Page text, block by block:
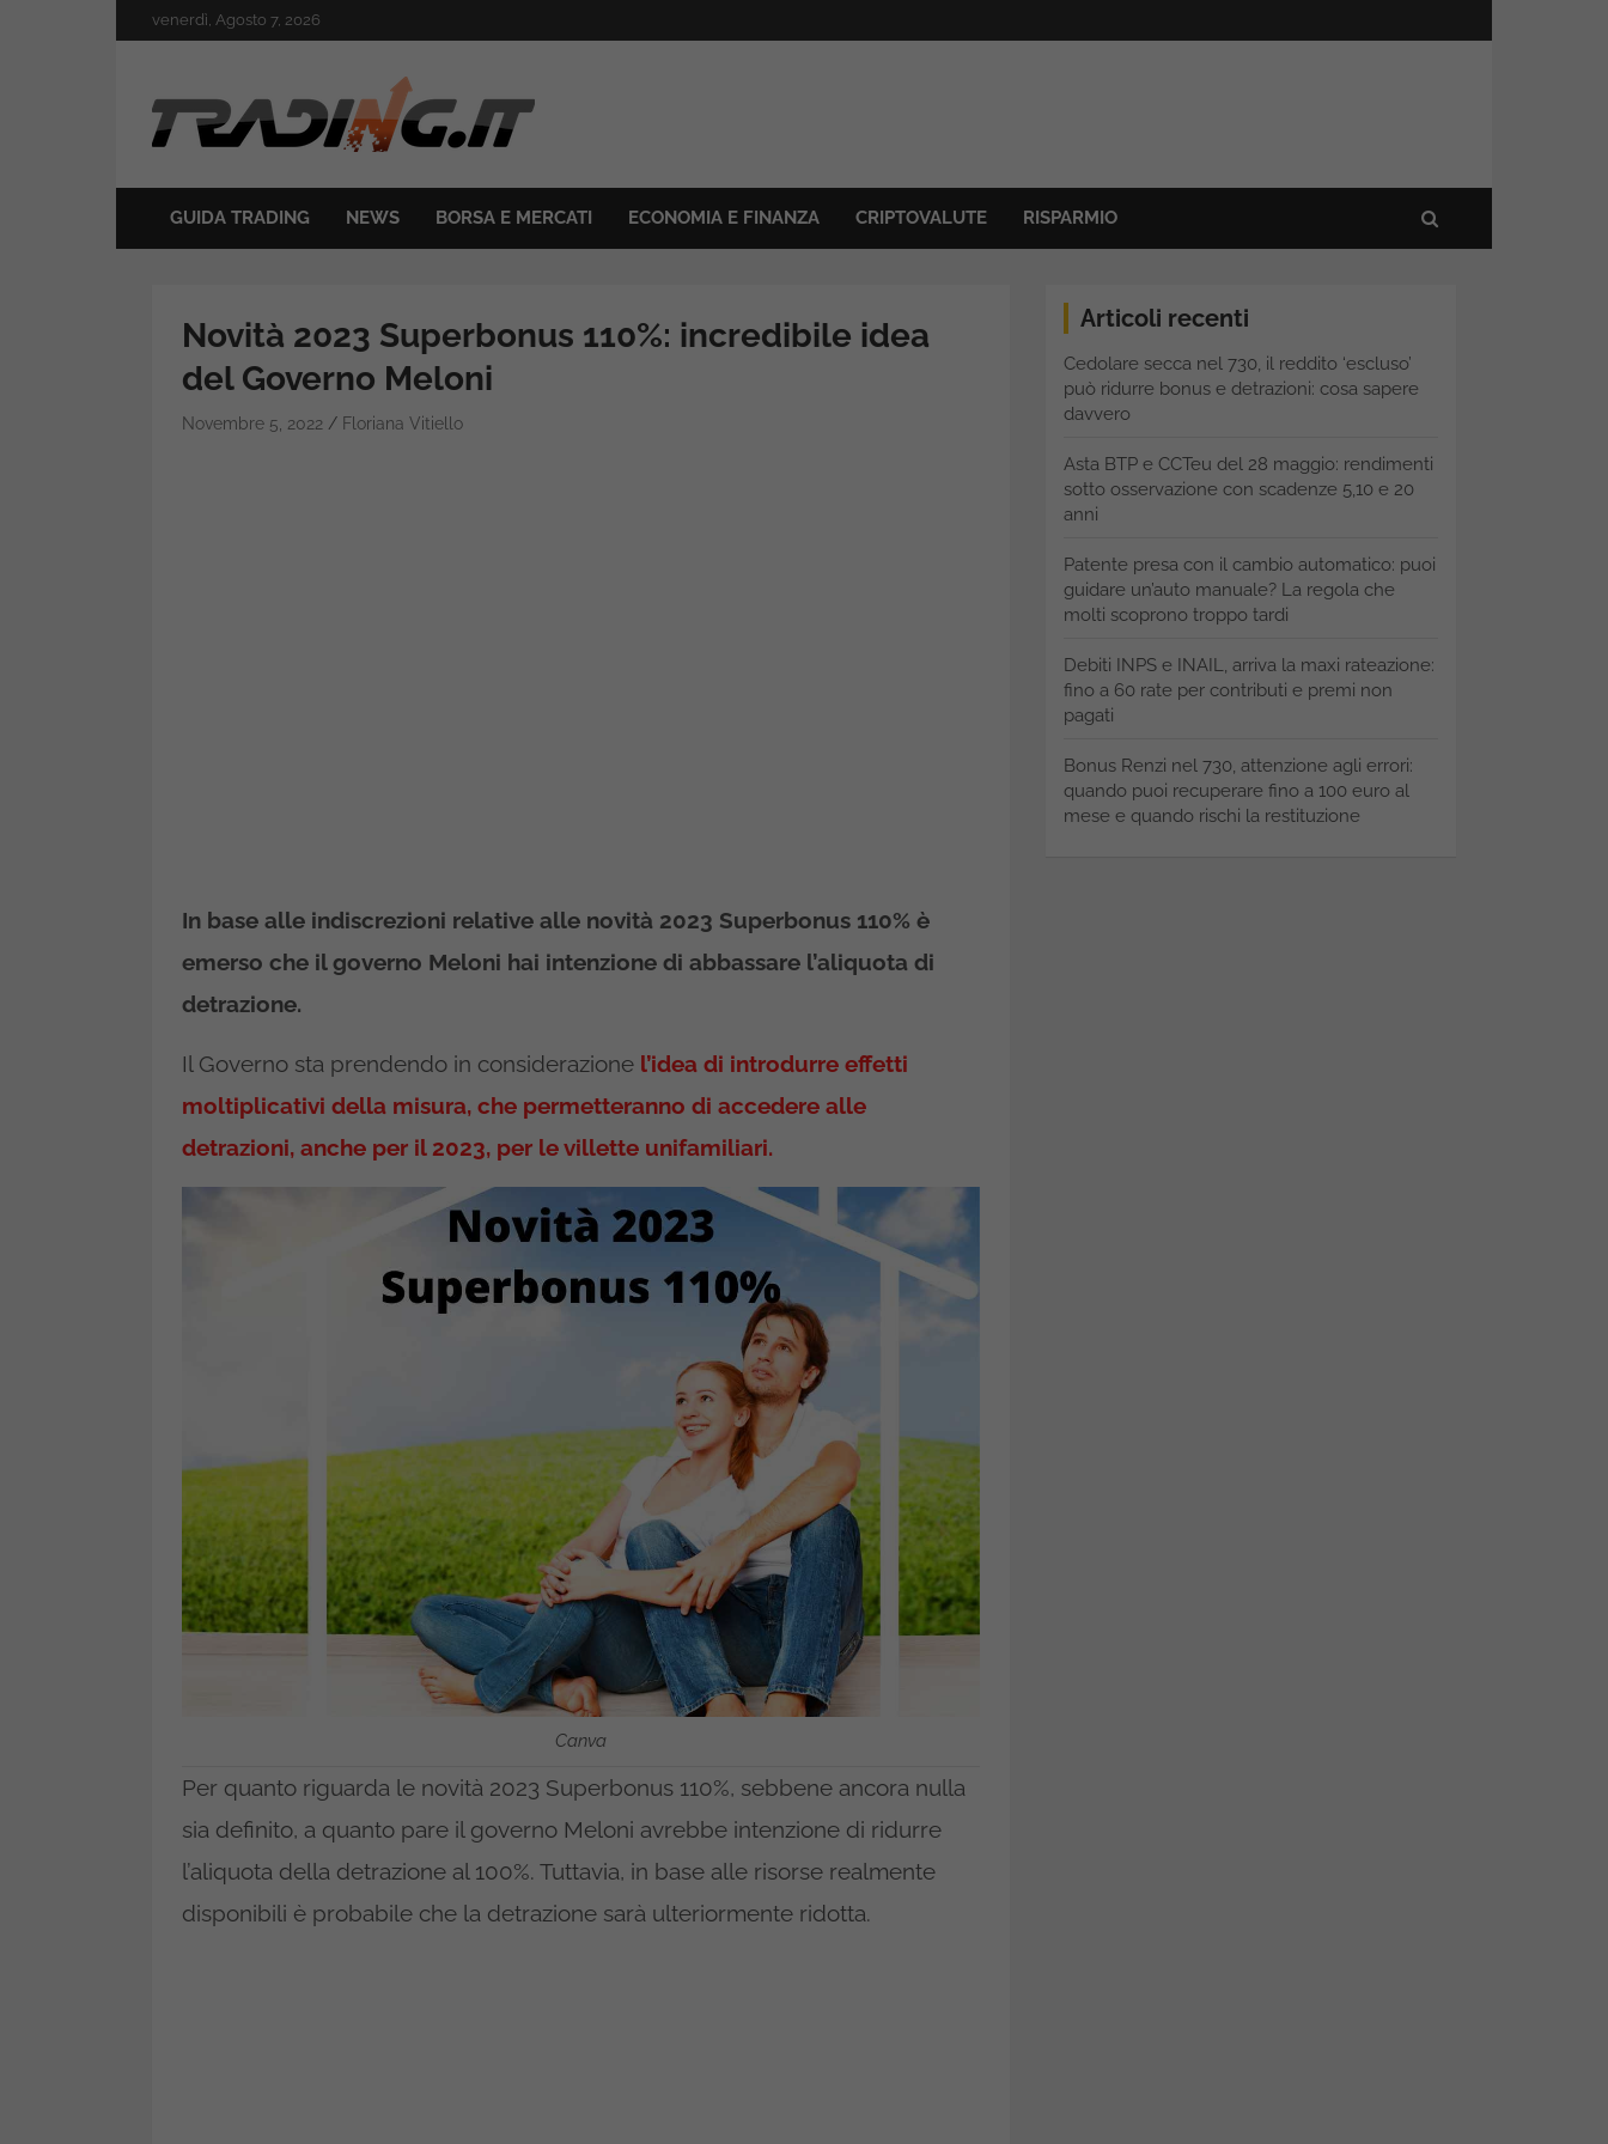
to
venerdì, Agosto 7, 2026
Trading.it
GUIDA TRADING NEWS BORSA E MERCATI ECONOMIA E FINANZA CRIPTOVALUTE RISPARMIO
Novità 2023 Superbonus 110%: incredibile idea
del Governo Meloni
Novembre 5, 2022 Floriana Vitiello
In base alle indiscrezioni relative alle novità 2023 Superbonus 110% è
emerso che il governo Meloni hai intenzione di abbassare l’aliquota di
detrazione.
Il Governo sta prendendo in considerazione l’idea di introdurre effetti
moltiplicativi della misura, che permetteranno di accedere alle
detrazioni, anche per il 2023, per le villette unifamiliari.
Canva
Per quanto riguarda le novità 2023 Superbonus 110%, sebbene ancora nulla
sia definito, a quanto pare il governo Meloni avrebbe intenzione di ridurre
l’aliquota della detrazione al 100%. Tuttavia, in base alle risorse realmente
disponibili è probabile che la detrazione sarà ulteriormente ridotta.
Articoli recenti
Cedolare secca nel 730, il reddito ‘escluso’
può ridurre bonus e detrazioni: cosa sapere
davvero
Asta BTP e CCTeu del 28 maggio: rendimenti
sotto osservazione con scadenze 5,10 e 20
anni
Patente presa con il cambio automatico: puoi
guidare un’auto manuale? La regola che
molti scoprono troppo tardi
Debiti INPS e INAIL, arriva la maxi rateazione:
fino a 60 rate per contributi e premi non
pagati
Bonus Renzi nel 730, attenzione agli errori:
quando puoi recuperare fino a 100 euro al
mese e quando rischi la restituzione